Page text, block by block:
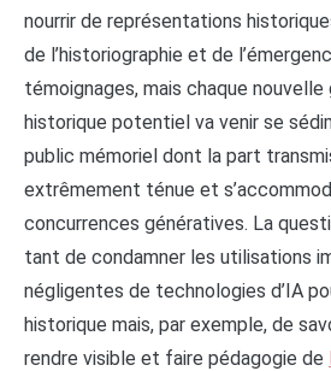
nourrir de représentations
de l’historiographie et de
témoignages, mais chaque
historique potentiel va venir se
public mémoriel dont la part
extrêmement ténue et
concurrences génératives. La
tant de condamner les utilisations
négligentes de technologies d’IA
historique mais, par exemple, de
rendre visible et faire pédagogie de